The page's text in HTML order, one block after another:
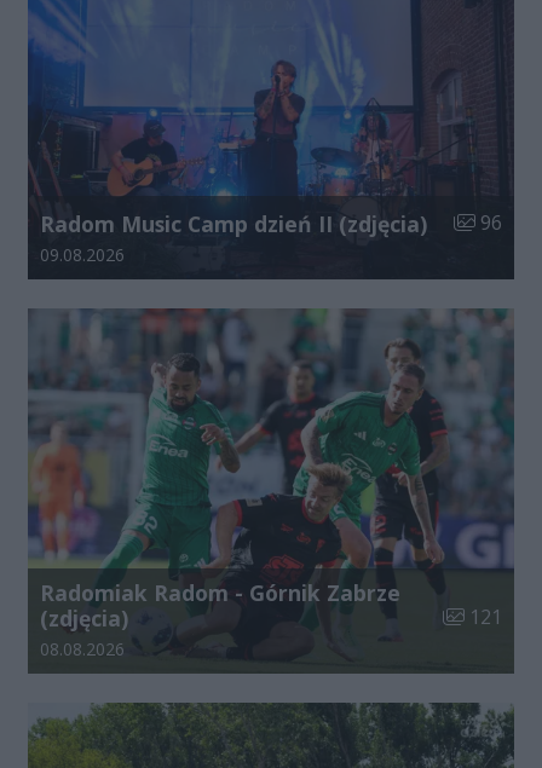
Radom Music Camp dzień II (zdjęcia) Liczba
96
Data dodania galerii:
09.08.2026
Radomiak Radom - Górnik Zabrze
(zdjęcia)
Liczba
121
Data dodania galerii:
08.08.2026